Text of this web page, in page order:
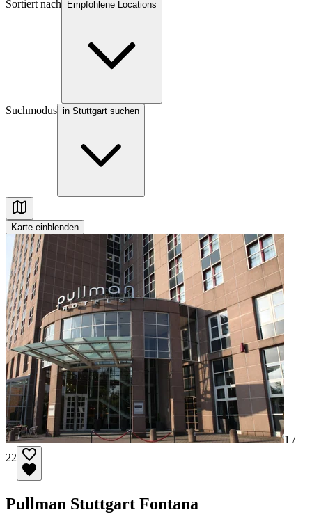
Sortiert nach Empfohlene Locations
Suchmodus in Stuttgart suchen
Karte einblenden
1 /
22
Pullman Stuttgart Fontana